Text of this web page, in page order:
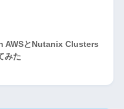
AWSとNutanix Clusters
みた